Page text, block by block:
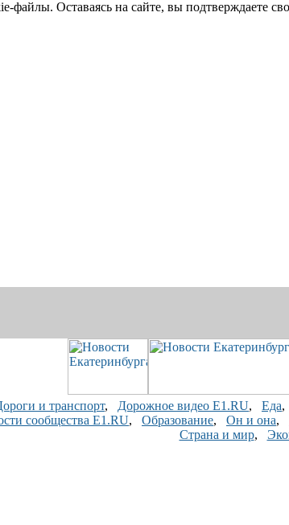
Оставаясь на сайте, вы подтверждаете
и транспорт, Дорожное видео E1.RU, Еда,
сообщества E1.RU, Образование, Он и она,
Страна и мир,